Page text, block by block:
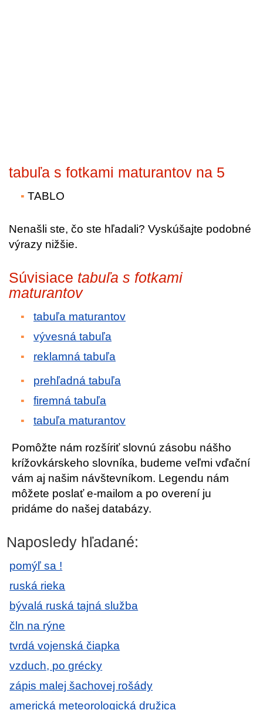
tabuľa s fotkami maturantov na 5
TABLO
Nenašli ste, čo ste hľadali? Vyskúšajte podobné
výrazy nižšie.
Súvisiace tabuľa s fotkami
maturantov
tabuľa maturantov
vývesná tabuľa
reklamná tabuľa
prehľadná tabuľa
firemná tabuľa
tabuľa maturantov
Pomôžte nám rozšíriť slovnú zásobu nášho
krížovkárskeho slovníka, budeme veľmi vďační
vám aj našim návštevníkom. Legendu nám
môžete poslať e-mailom a po overení ju
pridáme do našej databázy.
Naposledy hľadané:
pomýľ sa !
ruská rieka
bývalá ruská tajná služba
čln na rýne
tvrdá vojenská čiapka
vzduch, po grécky
zápis malej šachovej rošády
americká meteorologická družica